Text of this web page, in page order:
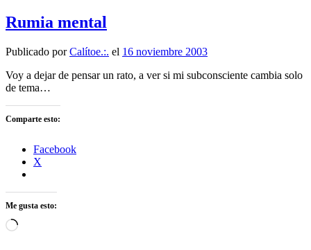
Rumia mental
Publicado porCalítoe.:. el 16 noviembre 2003
Voy a dejar de pensar un rato, a ver si mi subconsciente cambia solo
de tema…
Comparte esto:
Facebook
X
Me gusta esto:
Cargando...